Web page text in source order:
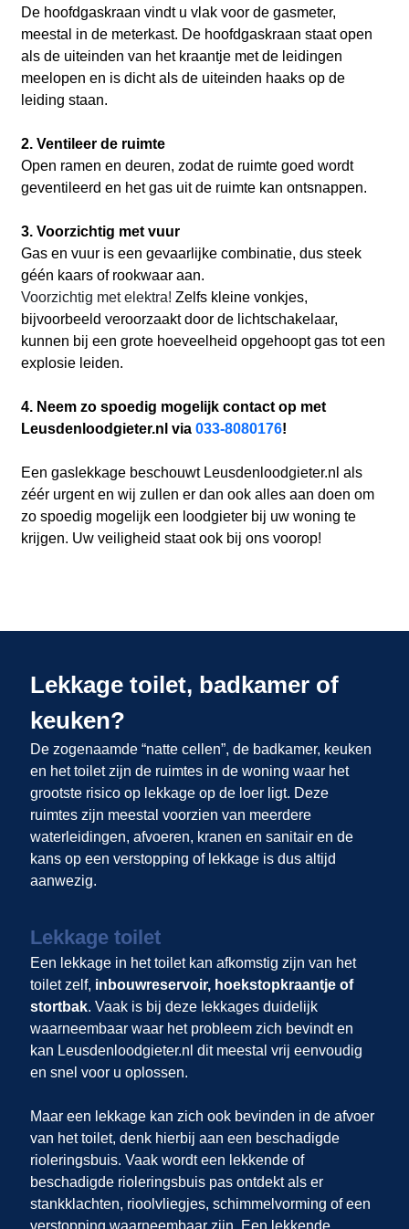
De hoofdgaskraan vindt u vlak voor de gasmeter,
meestal in de meterkast. De hoofdgaskraan staat open
als de uiteinden van het kraantje met de leidingen
meelopen en is dicht als de uiteinden haaks op de
leiding staan.
2. Ventileer de ruimte
Open ramen en deuren, zodat de ruimte goed wordt
geventileerd en het gas uit de ruimte kan ontsnappen.
3. Voorzichtig met vuur
Gas en vuur is een gevaarlijke combinatie, dus steek
géén kaars of rookwaar aan.
Voorzichtig met elektra! Zelfs kleine vonkjes,
bijvoorbeeld veroorzaakt door de lichtschakelaar,
kunnen bij een grote hoeveelheid opgehoopt gas tot een
explosie leiden.
4. Neem zo spoedig mogelijk contact op met
Leusdenloodgieter.nl via 033-8080176!
Een gaslekkage beschouwt Leusdenloodgieter.nl als
zéér urgent en wij zullen er dan ook alles aan doen om
zo spoedig mogelijk een loodgieter bij uw woning te
krijgen. Uw veiligheid staat ook bij ons voorop!
Lekkage toilet, badkamer of
keuken?
De zogenaamde “natte cellen”, de badkamer, keuken
en het toilet zijn de ruimtes in de woning waar het
grootste risico op lekkage op de loer ligt. Deze
ruimtes zijn meestal voorzien van meerdere
waterleidingen, afvoeren, kranen en sanitair en de
kans op een verstopping of lekkage is dus altijd
aanwezig.
Lekkage toilet
Een lekkage in het toilet kan afkomstig zijn van het
toilet zelf, inbouwreservoir, hoekstopkraantje of
stortbak. Vaak is bij deze lekkages duidelijk
waarneembaar waar het probleem zich bevindt en
kan Leusdenloodgieter.nl dit meestal vrij eenvoudig
en snel voor u oplossen.
Maar een lekkage kan zich ook bevinden in de afvoer
van het toilet, denk hierbij aan een beschadigde
rioleringsbuis. Vaak wordt een lekkende of
beschadigde rioleringsbuis pas ontdekt als er
stankklachten, rioolvliegjes, schimmelvorming of een